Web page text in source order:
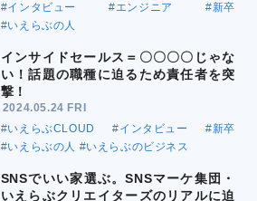
#インタビュー
#エンジニア
#新卒
#いえらぶの人
インサイドセールス＝〇〇〇〇じゃな
い！話題の職種に迫るため責任者を突
撃！
2024.05.24 FRI
#いえらぶCLOUD
#インタビュー
#新卒
#いえらぶの人 #いえらぶのビジネス
SNSでいい家選ぶ。SNSマーケ集団・
いえらぶクリエイターズのリアルに迫